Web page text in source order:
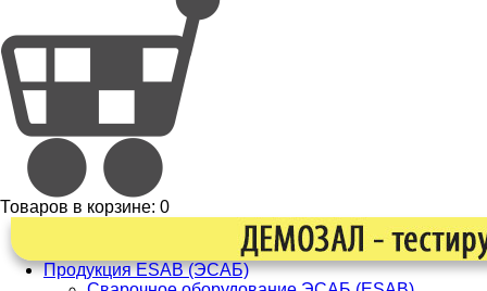
Товаров в корзине: 0
Продукция ESAB (ЭСАБ)